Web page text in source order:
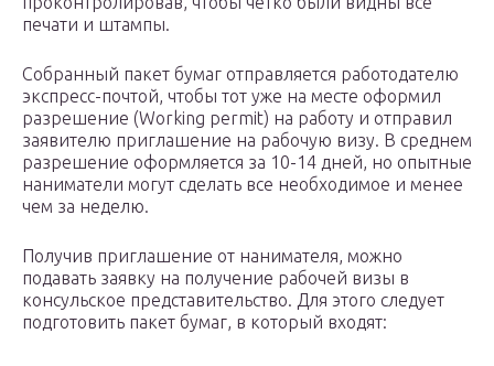
печати и штампы.
Собранный пакет бумаг отправляется работодателю
экспресс-почтой, чтобы тот уже на месте оформил
разрешение (Working permit) на работу и отправил
заявителю приглашение на рабочую визу. В среднем
разрешение оформляется за 10-14 дней, но опытные
наниматели могут сделать все необходимое и менее
чем за неделю.
Получив приглашение от нанимателя, можно
подавать заявку на получение рабочей визы в
консульское представительство. Для этого следует
подготовить пакет бумаг, в который входят: